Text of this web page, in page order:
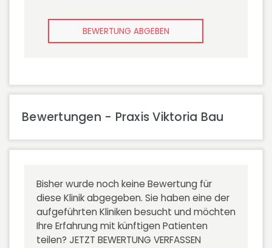
BEWERTUNG ABGEBEN
Bewertungen - Praxis Viktoria Bau
Bisher wurde noch keine Bewertung für
diese Klinik abgegeben. Sie haben eine der
aufgeführten Kliniken besucht und möchten
Ihre Erfahrung mit künftigen Patienten
teilen? JETZT BEWERTUNG VERFASSEN